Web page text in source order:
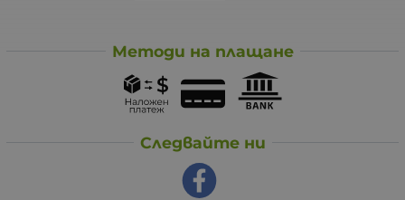
Методи на плащане
Следвайте ни